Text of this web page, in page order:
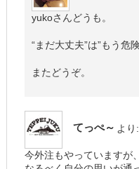
yukoさんどうも。
“まだ大丈夫”は”もう危
またどうぞ。
てっぺ～ より:
今外注もやっていますが